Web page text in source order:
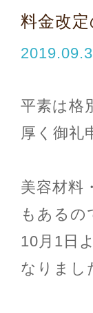
料金改
平素は格
厚く御礼
美容材料
もあるの
10月1日
なりまし